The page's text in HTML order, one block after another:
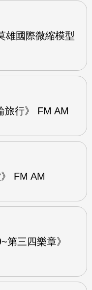
雄國際微縮模型
旅行》 FM AM
FM AM
第三四樂章》